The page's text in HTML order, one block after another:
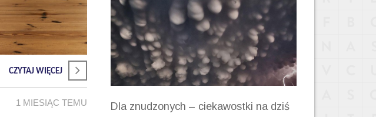
CZYTAJ WIĘCEJ
1 MIESIĄC TEMU Dla znudzonych – ciekawostki na dziś